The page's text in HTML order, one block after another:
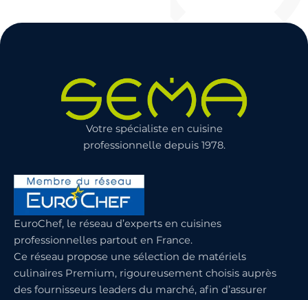
Votre spécialiste en cuisine
professionnelle depuis 1978.
EuroChef, le réseau d’experts en cuisines
professionnelles partout en France.
Ce réseau propose une sélection de matériels
culinaires Premium, rigoureusement choisis auprès
des fournisseurs leaders du marché, afin d’assurer